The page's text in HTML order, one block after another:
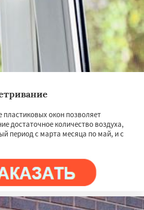
окон позволяет
достаточное количество воздуха,
период с марта месяца по май, и с